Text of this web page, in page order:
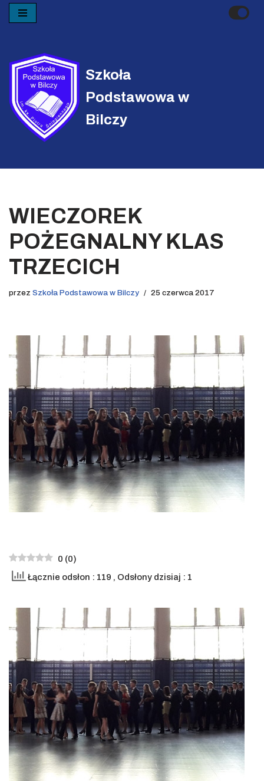
treści
Szkoła
Podstawowa w
Bilczy
WIECZOREK
POŻEGNALNY KLAS
TRZECICH
przez Szkoła Podstawowa w Bilczy 25 czerwca 2017
0 (0)
Łącznie odsłon : 119 , Odsłony dzisiaj : 1